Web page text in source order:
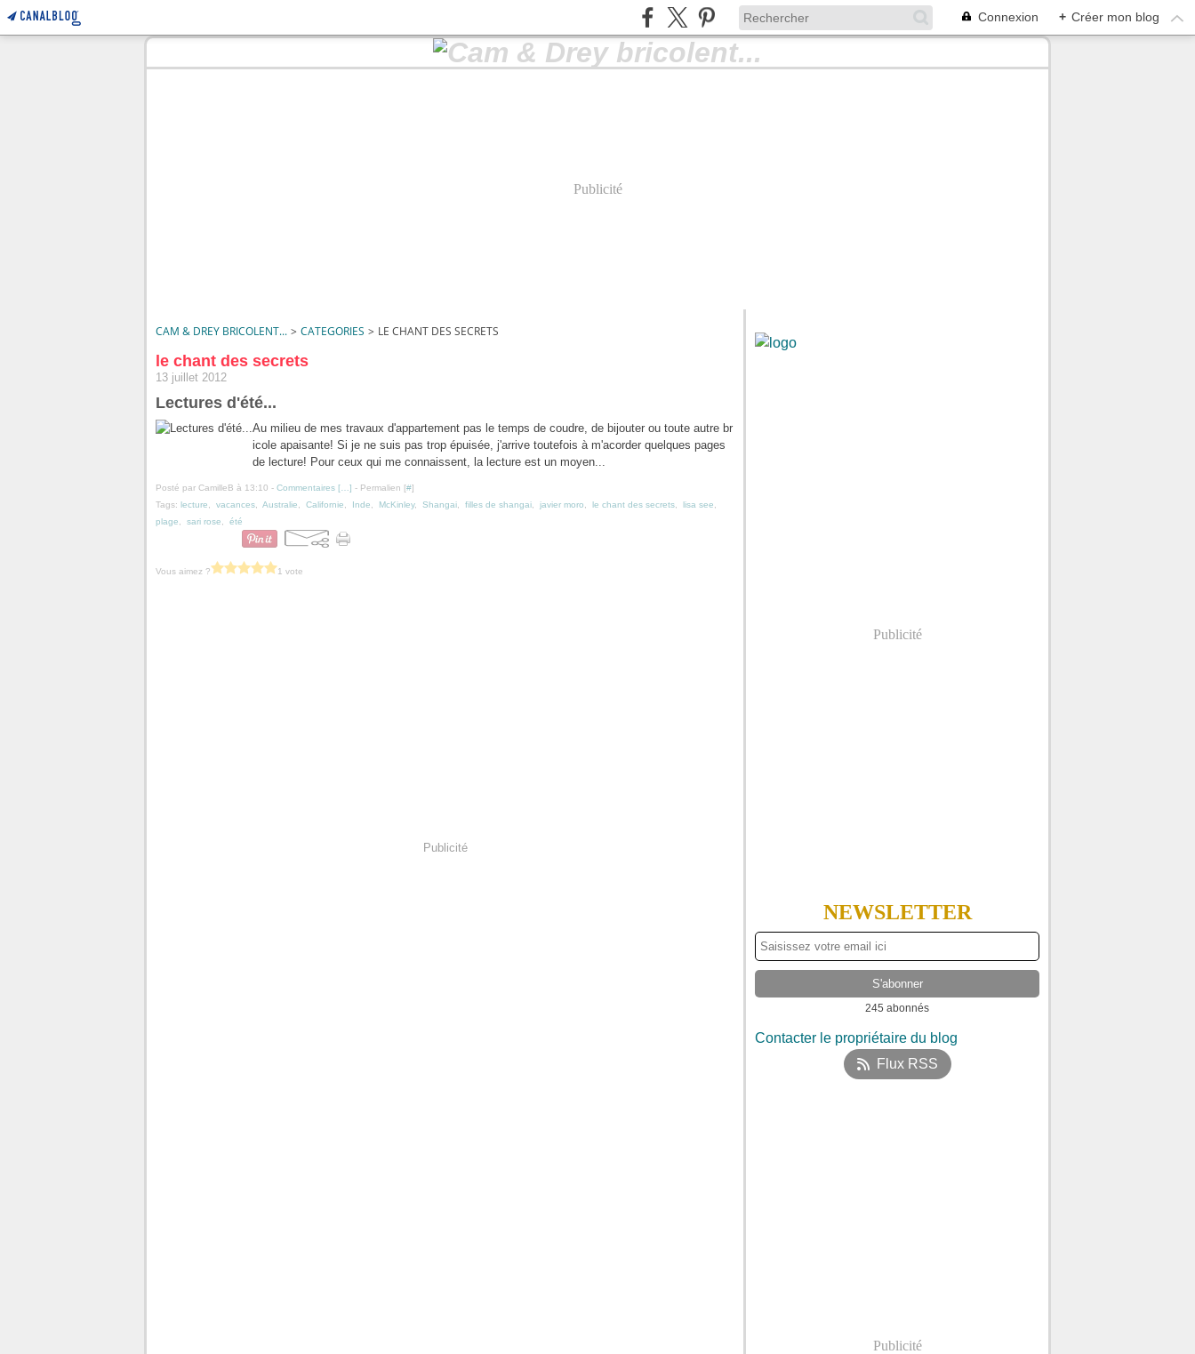
Connexion + Créer mon blog
Publicité
CAM & DREY BRICOLENT... > CATEGORIES > LE CHANT DES SECRETS
le chant des secrets
13 juillet 2012
Lectures d'été...
Au milieu de mes travaux d'appartement pas le temps de coudre, de bijouter ou toute autre br
icole apaisante! Si je ne suis pas trop épuisée, j'arrive toutefois à m'acorder quelques pages
de lecture! Pour ceux qui me connaissent, la lecture est un moyen...
Posté par CamilleB à 13:10 - Commentaires [ ] - Permalien [#]
Tags: lecture vacances Australie Californie Inde McKinley, Shangai filles de shangai javier moro le chant des secrets lisa see
plage
sari rose été
Vous aimez ? 1 vote
Publicité
Publicité
NEWSLETTER
245 abonnés
Contacter le propriétaire du blog
Flux RSS
Publicité